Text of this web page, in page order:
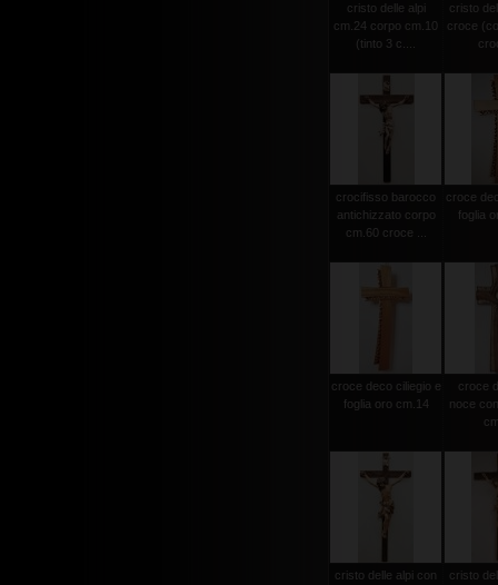
cristo delle alpi
cm.24 corpo cm.10
(tinto 3 c....
cristo
croce
crocifisso barocco
antichizzato corpo
cm.60 croce ...
croce
foglia
croce deco ciliegio e
foglia oro cm.14
croce
noce
cristo delle alpi con
cristo